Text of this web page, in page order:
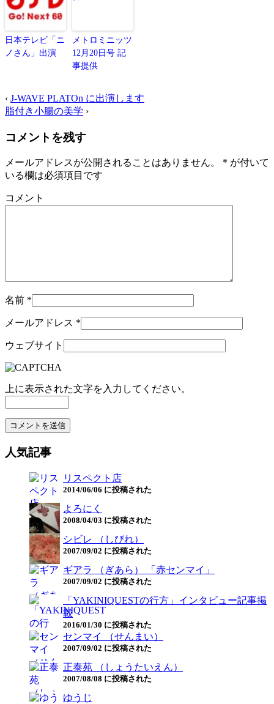
日本テレビ「ニ
ノさん」出演
メトロミニッツ
12月20日号 記
事提供
‹ J-WAVE PLATOn に出演します
脂付き小腸の美学 ›
コメントを残す
メールアドレスが公開されることはありません。 * が付いて
いる欄は必須項目です
コメント
名前 *
メールアドレス *
ウェブサイト
上に表示された文字を入力してください。
人気記事
リスペクト店
2014/06/06 に投稿された
よろにく
2008/04/03 に投稿された
シビレ （しびれ）
2007/09/02 に投稿された
ギアラ （ぎあら） 「赤センマイ」
2007/09/02 に投稿された
「YAKINIQUESTの行方」インタビュー記事掲
載
2016/01/30 に投稿された
センマイ （せんまい）
2007/09/02 に投稿された
正泰苑 （しょうたいえん）
2007/08/08 に投稿された
ゆうじ